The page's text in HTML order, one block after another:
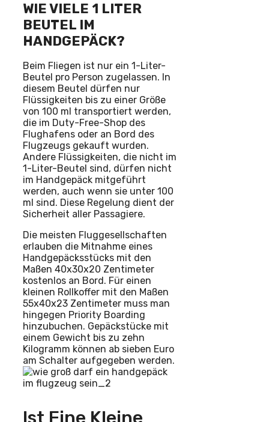
WIE VIELE 1 LITER
BEUTEL IM
HANDGEPÄCK?
Beim Fliegen ist nur ein 1-Liter-
Beutel pro Person zugelassen. In
diesem Beutel dürfen nur
Flüssigkeiten bis zu einer Größe
von 100 ml transportiert werden,
die im Duty-Free-Shop des
Flughafens oder an Bord des
Flugzeugs gekauft wurden.
Andere Flüssigkeiten, die nicht im
1-Liter-Beutel sind, dürfen nicht
im Handgepäck mitgeführt
werden, auch wenn sie unter 100
ml sind. Diese Regelung dient der
Sicherheit aller Passagiere.
Die meisten Fluggesellschaften
erlauben die Mitnahme eines
Handgepäcksstücks mit den
Maßen 40x30x20 Zentimeter
kostenlos an Bord. Für einen
kleinen Rollkoffer mit den Maßen
55x40x23 Zentimeter muss man
hingegen Priority Boarding
hinzubuchen. Gepäckstücke mit
einem Gewicht bis zu zehn
Kilogramm können ab sieben Euro
am Schalter aufgegeben werden.